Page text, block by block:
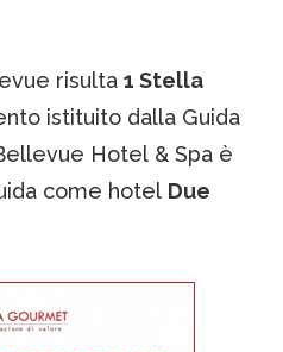
risulta 1 Stella
istituito dalla Guida
Hotel & Spa è
come hotel Due